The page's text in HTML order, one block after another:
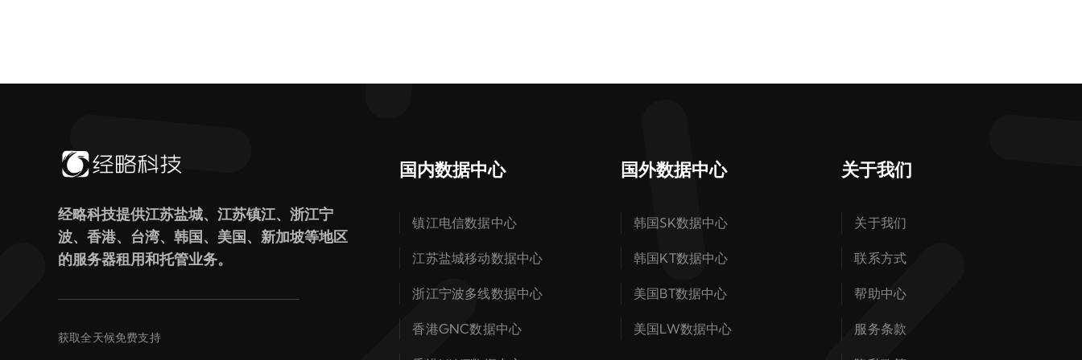
经略科技提供江苏盐城、江苏镇江、浙江宁
波、香港、台湾、韩国、美国、新加坡等地区
的服务器租用和托管业务。
获取全天候免费支持
国内数据中心
镇江电信数据中心
江苏盐城移动数据中心
浙江宁波多线数据中心
香港GNC数据中心
国外数据中心
韩国SK数据中心
韩国KT数据中心
美国BT数据中心
美国LW数据中心
关于我们
关于我们
联系方式
帮助中心
服务条款